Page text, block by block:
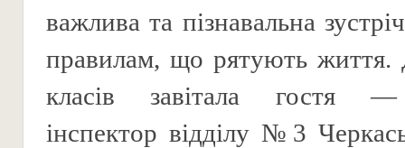
важлива та пізнавальна
правилам, що рятують життя.
класів завітала гостя —
інспектор відділу №3